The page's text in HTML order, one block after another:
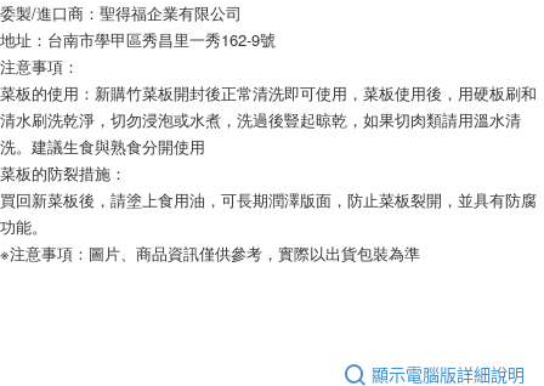
委製/進口商：聖得福企業有限公司
地址：台南市學甲區秀昌里一秀162-9號
注意事項：
菜板的使用：新購竹菜板開封後正常清洗即可使用，菜板使用後，用硬板刷和
清水刷洗乾淨，切勿浸泡或水煮，洗過後豎起晾乾，如果切肉類請用溫水清
洗。建議生食與熟食分開使用
菜板的防裂措施：
買回新菜板後，請塗上食用油，可長期潤澤版面，防止菜板裂開，並具有防腐
功能。
※注意事項：圖片、商品資訊僅供參考，實際以出貨包裝為準
顯示電腦版詳細說明